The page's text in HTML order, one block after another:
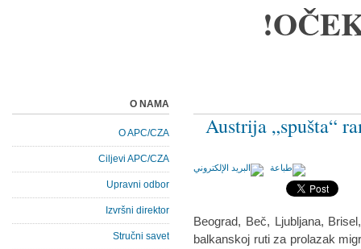
Austrija „spušta“
Beograd, Beč, Ljubljana,
balkanskoj ruti za prolazak
O NAMA
O APC/CZA
Ciljevi APC/CZA
Upravni odbor
Izvršni direktor
Stručni savet